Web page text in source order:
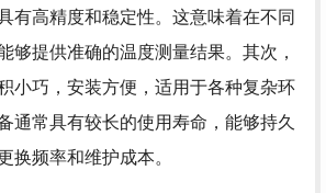
有高精度和稳定性。这意味着在不同
够提供准确的温度测量结果。其次，
小巧，安装方便，适用于各种复杂环
通常具有较长的使用寿命，能够持久
换频率和维护成本。